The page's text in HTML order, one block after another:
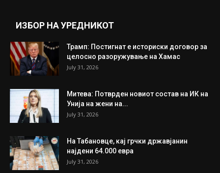
ИЗБОР НА УРЕДНИКОТ
Трамп: Постигнат е историски договор за
целосно разоружување на Хамас
July 31, 2026
Митева: Потврден новиот состав на ИК на
Унија на жени на...
July 31, 2026
На Табановце, кај грчки државјанин
најдени 64.000 евра
July 31, 2026